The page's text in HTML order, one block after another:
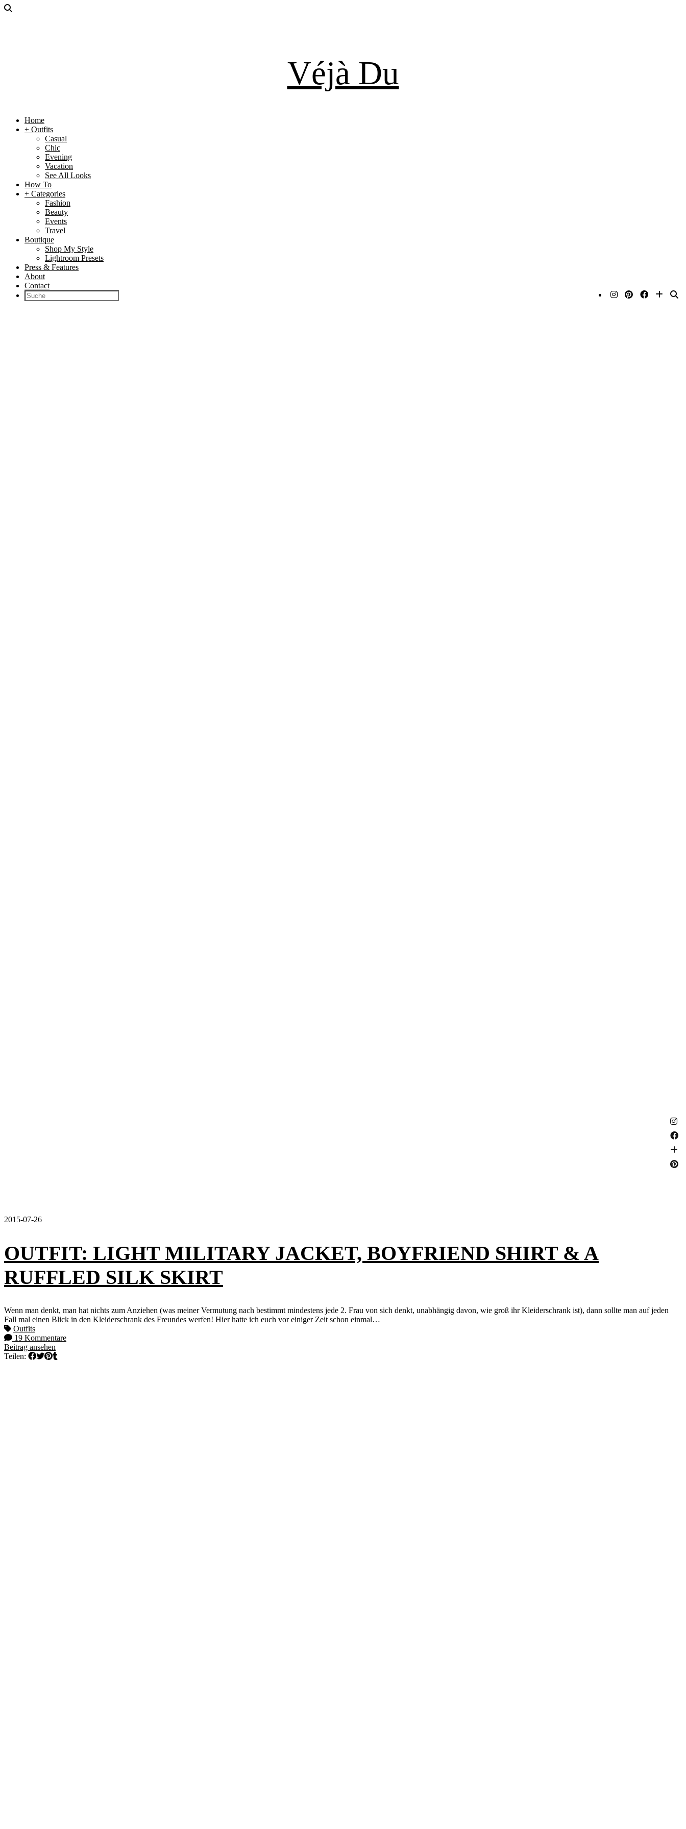
Véjà Du
Home
+ Outfits
Casual
Chic
Evening
Vacation
See All Looks
How To
+ Categories
Fashion
Beauty
Events
Travel
Boutique
Shop My Style
Lightroom Presets
Press & Features
About
Contact
2015-07-26
OUTFIT: LIGHT MILITARY JACKET, BOYFRIEND SHIRT & A
RUFFLED SILK SKIRT
Wenn man denkt, man hat nichts zum Anziehen (was meiner Vermutung nach bestimmt mindestens jede 2. Frau von sich denkt, unabhängig davon, wie groß ihr Kleiderschrank ist), dann sollte man auf jeden
Fall mal einen Blick in den Kleiderschrank des Freundes werfen! Hier hatte ich euch vor einiger Zeit schon einmal…
Outfits
19 Kommentare
Beitrag ansehen
Teilen: